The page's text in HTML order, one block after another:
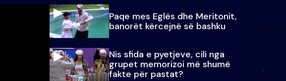
Paqe mes Eglës dhe Meritonit,
banorët kërcejnë së bashku
Nis sfida e pyetjeve, cili nga
grupet memorizoi më shumë
fakte për pastat?